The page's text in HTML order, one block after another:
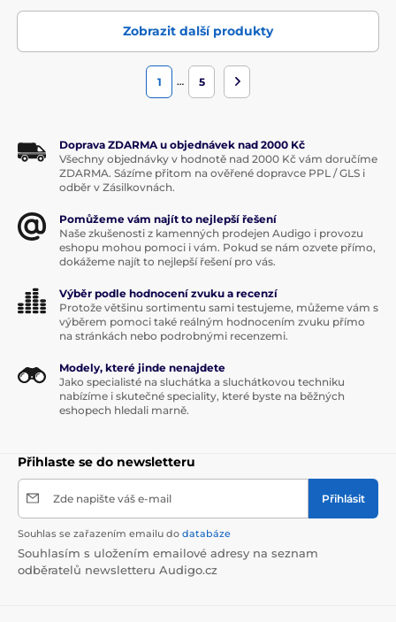
Zobrazit další produkty
1 … 5
Doprava ZDARMA u objednávek nad 2000 Kč
Všechny objednávky v hodnotě nad 2000 Kč vám doručíme
ZDARMA. Sázíme přitom na ověřené dopravce PPL / GLS i
odběr v Zásilkovnách.
Pomůžeme vám najít to nejlepší řešení
Naše zkušenosti z kamenných prodejen Audigo i provozu
eshopu mohou pomoci i vám. Pokud se nám ozvete přímo,
dokážeme najít to nejlepší řešení pro vás.
Výběr podle hodnocení zvuku a recenzí
Protože většinu sortimentu sami testujeme, můžeme vám s
výběrem pomoci také reálným hodnocením zvuku přímo
na stránkách nebo podrobnými recenzemi.
Modely, které jinde nenajdete
Jako specialisté na sluchátka a sluchátkovou techniku
nabízíme i skutečné speciality, které byste na běžných
eshopech hledali marně.
Přihlaste se do newsletteru
Zde napište váš e-mail Přihlásit
Souhlas se zařazením emailu do databáze
Souhlasím s uložením emailové adresy na seznam
odběratelů newsletteru Audigo.cz